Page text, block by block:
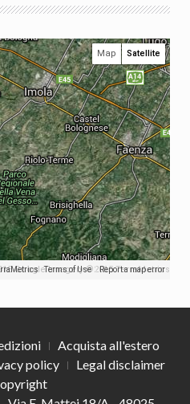
Google Imagery ©2015 TerraMetrics
Terms of Use Report a map error
Map Satellite
Acquista all'estero
policy
Legal disclaimer